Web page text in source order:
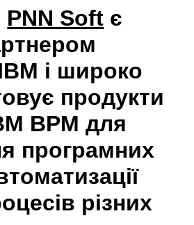
PNN Soft є
і широко
продукти
BPM для
програмних
різних